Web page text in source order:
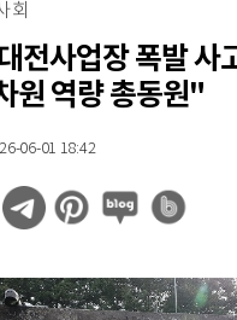
회
전사업장 폭발 사
원 역량 총동원"
06-01 18:42